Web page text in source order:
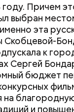
году. Причем
выбран
эта
Скобцевой-
к
Сергей
бюджет
на
и
поможет
полезно это